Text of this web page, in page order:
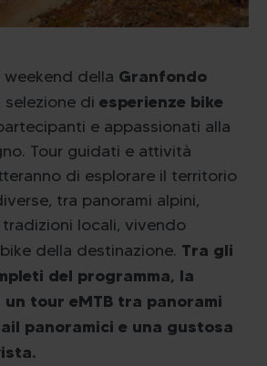
della Granfondo
selezione di esperienze bike
e appassionati alla
Tour guidati e attività
di esplorare il territorio
tra panorami alpini,
locali, vivendo
della destinazione. Tra gli
del programma, la
tour eMTB tra panorami
panoramici e una gustosa